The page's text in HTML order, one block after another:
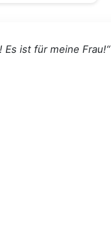
Es ist für meine Frau!“